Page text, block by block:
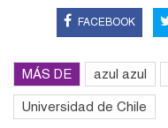
FACEBOOK
MÁS DE azul azul
Universidad de Chile